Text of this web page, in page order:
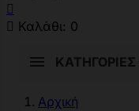

 Καλάθι: 0
ΚΑΤΗΓΟΡΊΕΣ
Αρχική